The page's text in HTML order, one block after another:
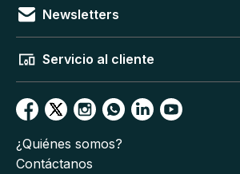
Newsletters
Servicio al cliente
¿Quiénes somos?
Contáctanos